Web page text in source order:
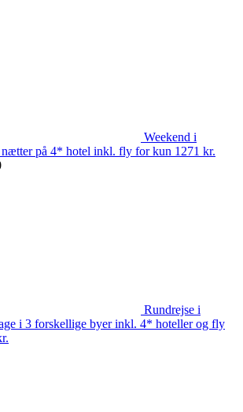
Weekend i
nætter på 4* hotel inkl. fly for kun 1271 kr.
Rundrejse i
i 3 forskellige byer inkl. 4* hoteller og fly